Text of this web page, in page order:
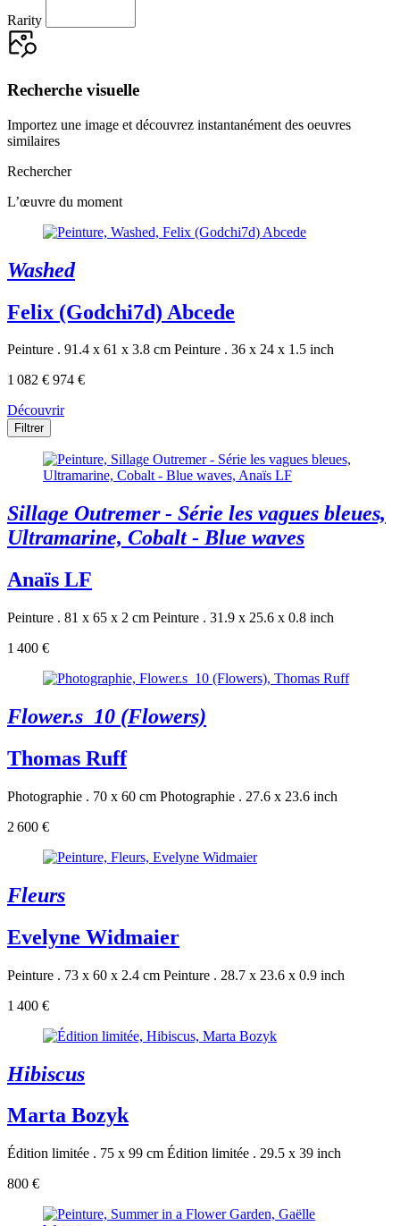
Rarity
Recherche visuelle
Importez une image et découvrez instantanément des oeuvres
similaires
Rechercher
L’œuvre du moment
Washed
Felix (Godchi7d) Abcede
Peinture . 91.4 x 61 x 3.8 cm Peinture . 36 x 24 x 1.5 inch
1 082 € 974 €
Découvrir
Filtrer
Sillage Outremer - Série les vagues bleues,
Ultramarine, Cobalt - Blue waves
Anaïs LF
Peinture . 81 x 65 x 2 cm Peinture . 31.9 x 25.6 x 0.8 inch
1 400 €
Flower.s_10 (Flowers)
Thomas Ruff
Photographie . 70 x 60 cm Photographie . 27.6 x 23.6 inch
2 600 €
Fleurs
Evelyne Widmaier
Peinture . 73 x 60 x 2.4 cm Peinture . 28.7 x 23.6 x 0.9 inch
1 400 €
Hibiscus
Marta Bozyk
Édition limitée . 75 x 99 cm Édition limitée . 29.5 x 39 inch
800 €